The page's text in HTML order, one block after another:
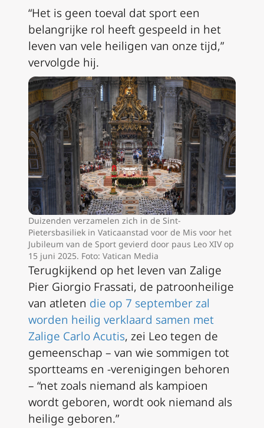
“Het is geen toeval dat sport een
belangrijke rol heeft gespeeld in het
leven van vele heiligen van onze tijd,”
vervolgde hij.
Duizenden verzamelen zich in de Sint-
Pietersbasiliek in Vaticaanstad voor de Mis voor het
Jubileum van de Sport gevierd door paus Leo XIV op
15 juni 2025. Foto: Vatican Media
Terugkijkend op het leven van Zalige
Pier Giorgio Frassati, de patroonheilige
van atleten die op 7 september zal
worden heilig verklaard samen met
Zalige Carlo Acutis, zei Leo tegen de
gemeenschap – van wie sommigen tot
sportteams en -verenigingen behoren
– “net zoals niemand als kampioen
wordt geboren, wordt ook niemand als
heilige geboren.”